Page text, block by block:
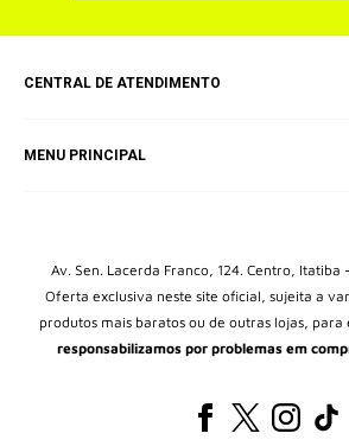
CENTRAL DE ATENDIMENTO
MENU PRINCIPAL
Álbuns
Packs
Av. Sen. Lacerda Franco, 124. Centro, Itatiba
Oferta exclusiva neste site oficial, sujeita a
produtos mais baratos ou de outras lojas, para
responsabilizamos por problemas em